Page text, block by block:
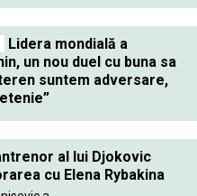
Lidera mondială a
un nou duel cu buna sa
suntem adversare,
al lui Djokovic
cu Elena Rybakina